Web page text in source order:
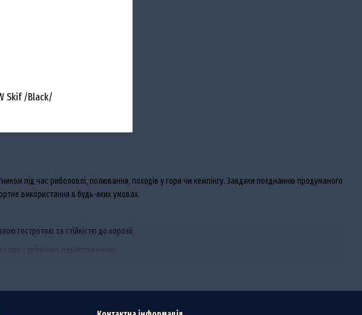
під час риболовлі, полювання, походів у гори чи кемпінгу. Завдяки поєднанню продуманого
використання в будь-яких умовах.
гостротою та стійкістю до корозії.
при серйозних навантаженнях.
Skif /Black/